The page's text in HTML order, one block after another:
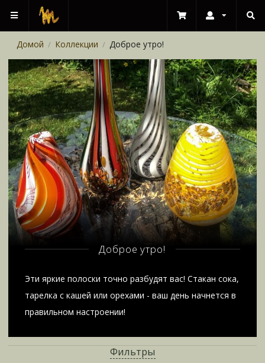
Домой / Коллекции / Доброе утро!
Доброе утро!
Эти яркие полоски точно разбудят вас! Стакан сока,
тарелка с кашей или орехами - ваш день начнется в
правильном настроении!
Фильтры